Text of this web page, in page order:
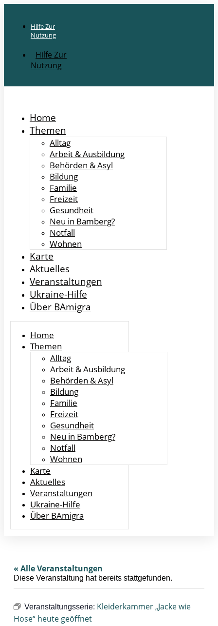
Hilfe Zur
Nutzung
Hilfe Zur
Nutzung
Home
Themen
Alltag
Arbeit & Ausbildung
Behörden & Asyl
Bildung
Familie
Freizeit
Gesundheit
Neu in Bamberg?
Notfall
Wohnen
Karte
Aktuelles
Veranstaltungen
Ukraine-Hilfe
Über BAmigra
Home
Themen
Alltag
Arbeit & Ausbildung
Behörden & Asyl
Bildung
Familie
Freizeit
Gesundheit
Neu in Bamberg?
Notfall
Wohnen
Karte
Aktuelles
Veranstaltungen
Ukraine-Hilfe
Über BAmigra
« Alle Veranstaltungen
Diese Veranstaltung hat bereits stattgefunden.
Veranstaltungsserie: Kleiderkammer „Jacke wie
Hose“ heute geöffnet